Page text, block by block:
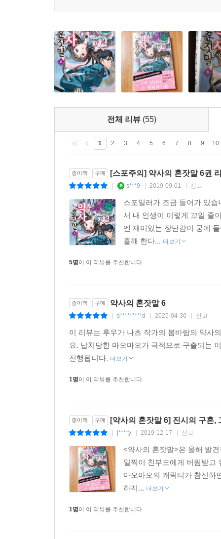
전체 리뷰 (55)
1 2 3 4 5 6 7 8 9 10
종이책 구매 [스포주의] 약사의 혼잣말 6권
s***9 2019-09-01 신고
스포일러가 조금 들어가 있
서 내 인생이 이렇게 꼬일 줄
엔 재미있는 장난감이 궁에
홀해 한다... 더보기
5명이 이 리뷰를 추천합니다.
종이책 구매 약사의 혼잣말 6
s*********d 2025-04-30 신고
이 리뷰는 후우가 나츠 작가의 봄바람의 약사
요. 납치당한 마오마오가 극적으로 구출되는
진행됩니다. 더보기
1명이 이 리뷰를 추천합니다.
종이책 구매 [약사의 혼잣말 6] 진시의 구혼,
j****y 2019-12-17 신고
<약사의 혼잣말>은 올해 발
일찍이 친부모에게 버림받고
마오마오의 캐릭터가 참신하
하지... 더보기
1명이 이 리뷰를 추천합니다.